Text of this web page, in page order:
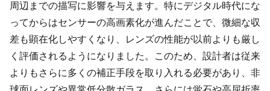
周辺までの描写に影響を与えます。特にデジタル時代にな
ってからはセンサーの高画素化が進んだことで、微細な収
差も顕在化しやすくなり、レンズの性能が以前よりも厳し
く評価されるようになりました。このため、設計者は従来
よりもさらに多くの補正手段を取り入れる必要があり、非